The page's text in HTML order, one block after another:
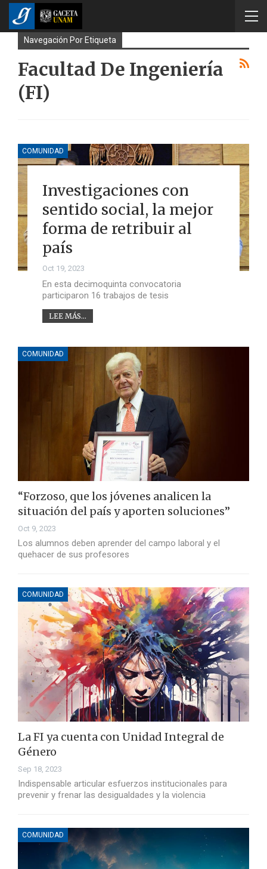
Navegación Por Etiqueta
Facultad De Ingeniería
(FI)
COMUNIDAD
Investigaciones con
sentido social, la mejor
forma de retribuir al
país
Oct 19, 2023
En esta decimoquinta convocatoria
participaron 16 trabajos de tesis
LEE MÁS...
COMUNIDAD
“Forzoso, que los jóvenes analicen la
situación del país y aporten soluciones”
Oct 9, 2023
Los alumnos deben aprender del campo laboral y el
quehacer de sus profesores
COMUNIDAD
La FI ya cuenta con Unidad Integral de
Género
Sep 18, 2023
Indispensable articular esfuerzos institucionales para
prevenir y frenar las desigualdades y la violencia
COMUNIDAD